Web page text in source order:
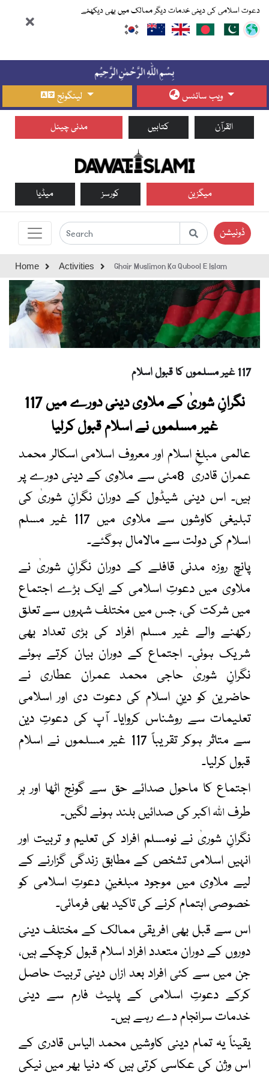
دعوت اسلامی کی دینی خدمات دیگر ممالک میں بھی دیکھئے
لینگوئج ویب سائٹس
القرآن کتابیں مدنی چینل
میگزین کورسز میڈیا
ڈونیشن
Home Activities Ghair Muslimon Ka Qubool E Islam
117 غیر مسلموں کا قبول اسلام
نگرانِ شوریٰ کے ملاوی دینی دورے میں 117
غیر مسلموں نے اسلام قبول کرلیا
عالمی مبلغِ اسلام اور معروف اسلامی اسکالرمحمد
عمران قادری 8مئی سے ملاویکے دینی دورے پر
ہیں۔ اس دینی شیڈول کے دوران نگرانِ شوریٰ کی
تبلیغی کاوشوں سے ملاوی میں 117 غیر مسلم
اسلام کی دولت سے مالامال ہوگئے۔
پانچ روزہ مدنی قافلے کے دوران نگرانِ شوریٰ نے
ملاوی میںدعوتِ اسلامی کے ایک بڑے اجتماع
میں شرکت کی، جس میں مختلف شہروں سے تعلق
رکھنے والے غیر مسلم افراد کی بڑی تعداد بھی
شریک ہوئی۔ اجتماع کے دوران بیان کرتے ہوئے
نگرانِ شوریٰ حاجی محمد عمران عطاری نے
حاضرین کو دینِ اسلام کی دعوت دی اور اسلامی
تعلیمات سے روشناس کروایا۔ آپ کی دعوتِ دین
سے متاثر ہوکر تقریباً 117 غیر مسلموں نے اسلام
قبول کرلیا۔
اجتماع کا ماحول صدائے حق سے گونج اٹھا اور ہر
طرفاللہاکبر کی صدائیں بلند ہونے لگیں۔
نگرانِ شوریٰ نے نومسلم افراد کی تعلیم و تربیت اور
انہیں اسلامی تشخص کے مطابق زندگی گزارنے کے
لیے ملاوی میں موجود مبلغینِ دعوتِ اسلامی کو
خصوصی اہتمام کرنے کی تاکید بھی فرمائی۔
اس سے قبل بھی افریقی ممالک کے مختلف دینی
دوروں کے دوران متعدد افراد اسلام قبول کرچکے ہیں،
جن میں سے کئی افراد بعد ازاں دینی تربیت حاصل
کرکےدعوتِ اسلامیکے پلیٹ فارم سے دینی
خدمات سرانجام دے رہے ہیں۔
یقیناً یہ تمام دینی کاوشیں محمد الیاس قادری کے
اس وژن کی عکاسی کرتی ہیں کہ دنیا بھر میں نیکی